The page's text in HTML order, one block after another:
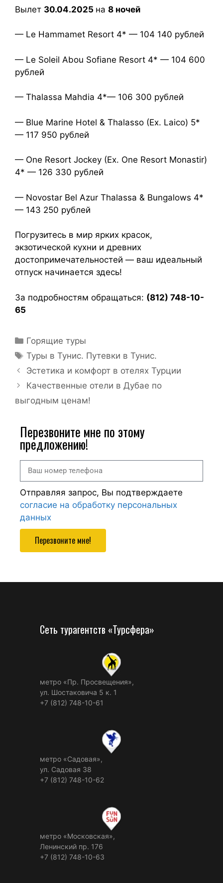
Вылет 30.04.2025 на 8 ночей
— Le Hammamet Resort 4* — 104 140 рублей
— Le Soleil Abou Sofiane Resort 4* — 104 600
рублей
— Thalassa Mahdia 4*— 106 300 рублей
— Blue Marine Hotel & Thalasso (Ex. Laico) 5*
— 117 950 рублей
— One Resort Jockey (Ex. One Resort Monastir)
4* — 126 330 рублей
— Novostar Bel Azur Thalassa & Bungalows 4*
— 143 250 рублей
Погрузитесь в мир ярких красок,
экзотической кухни и древних
достопримечательностей — ваш идеальный
отпуск начинается здесь!
За подробностям обращаться: (812) 748-10-
65
Горящие туры
Туры в Тунис. Путевки в Тунис.
Эстетика и комфорт в отелях Турции
Качественные отели в Дубае по
выгодным ценам!
Перезвоните мне по этому
предложению!
Отправляя запрос, Вы подтверждаете
согласие на обработку персональных
данных
Перезвоните мне!
Сеть турагентств «Турсфера»
метро «Пр. Просвещения»,
ул. Шостаковича 5 к. 1
+7 (812) 748-10-61
метро «Садовая»,
ул. Садовая 38
+7 (812) 748-10-62
метро «Московская»,
Ленинский пр. 176
+7 (812) 748-10-63